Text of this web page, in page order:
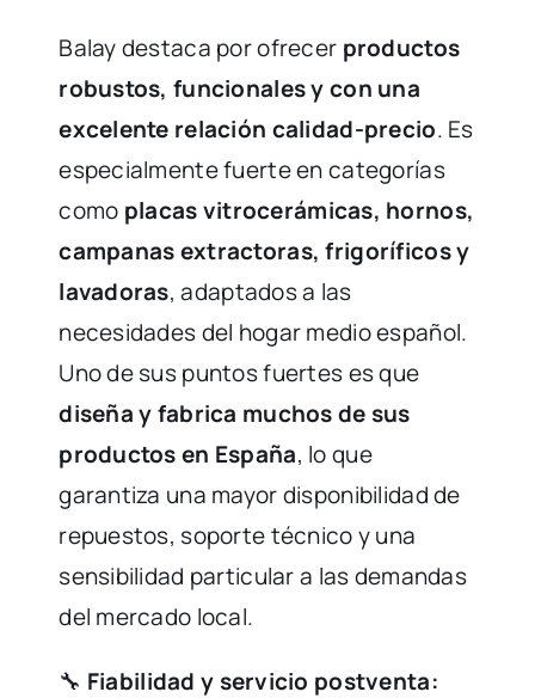
Balay destaca por ofrecer productos
robustos, funcionales y con una
excelente relación calidad-precio. Es
especialmente fuerte en categorías
como placas vitrocerámicas, hornos,
campanas extractoras, frigoríficos y
lavadoras, adaptados a las
necesidades del hogar medio español.
Uno de sus puntos fuertes es que
diseña y fabrica muchos de sus
productos en España, lo que
garantiza una mayor disponibilidad de
repuestos, soporte técnico y una
sensibilidad particular a las demandas
del mercado local.
🔧 Fiabilidad y servicio postventa: